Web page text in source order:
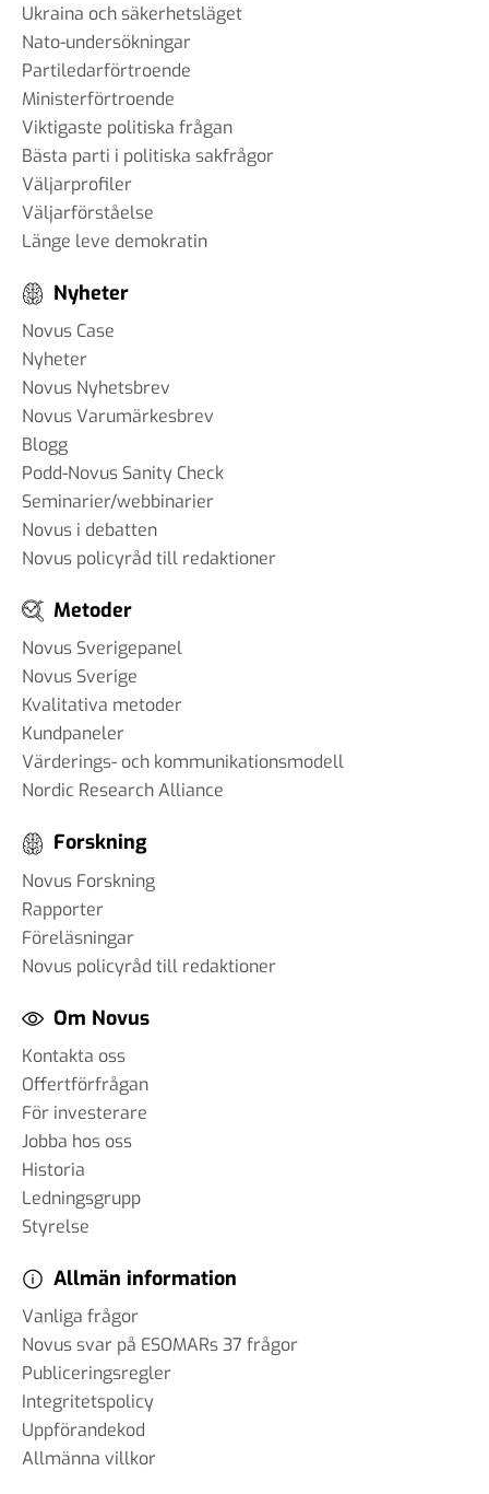
Ukraina och säkerhetsläget
Nato-undersökningar
Partiledarförtroende
Ministerförtroende
Viktigaste politiska frågan
Bästa parti i politiska sakfrågor
Väljarprofiler
Väljarförståelse
Länge leve demokratin
Nyheter
Novus Case
Nyheter
Novus Nyhetsbrev
Novus Varumärkesbrev
Blogg
Podd-Novus Sanity Check
Seminarier/webbinarier
Novus i debatten
Novus policyråd till redaktioner
Metoder
Novus Sverigepanel
Novus Sverige
Kvalitativa metoder
Kundpaneler
Värderings- och kommunikationsmodell
Nordic Research Alliance
Forskning
Novus Forskning
Rapporter
Föreläsningar
Novus policyråd till redaktioner
Om Novus
Kontakta oss
Offertförfrågan
För investerare
Jobba hos oss
Historia
Ledningsgrupp
Styrelse
Allmän information
Vanliga frågor
Novus svar på ESOMARs 37 frågor
Publiceringsregler
Integritetspolicy
Uppförandekod
Allmänna villkor